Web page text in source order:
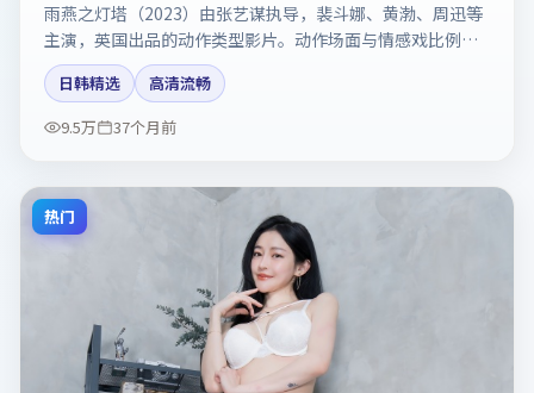
雨燕之灯塔（2023）由张艺谋执导，裴斗娜、黄渤、周迅等
主演，英国出品的动作类型影片。动作场面与情感戏比例拿
捏得当。剧情简介与主创信息可供检索参考，上映日期以片
方资料为准。
日韩精选
高清流畅
9.5万
37个月前
热门